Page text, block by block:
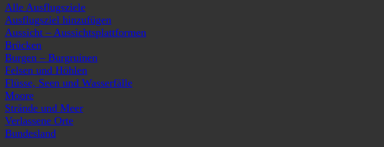
Alle Ausflugsziele
Ausflugsziel hinzufügen
Aussicht – Aussichtsplattformen
Brücken
Burgen – Burgruinen
Felsen und Höhlen
Flüsse, Seen und Wasserfälle
Moore
Strände und Meer
Verlassene Orte
Bundesland